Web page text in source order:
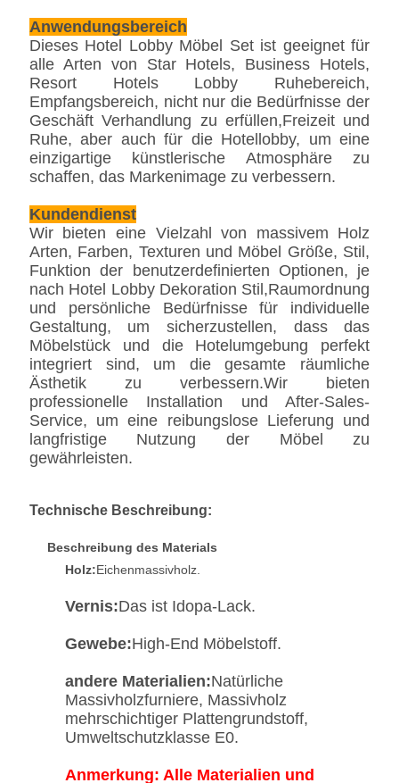
Anwendungsbereich
Dieses Hotel Lobby Möbel Set ist geeignet für
alle Arten von Star Hotels, Business Hotels,
Resort Hotels Lobby Ruhebereich,
Empfangsbereich, nicht nur die Bedürfnisse der
Geschäft Verhandlung zu erfüllen,Freizeit und
Ruhe, aber auch für die Hotellobby, um eine
einzigartige künstlerische Atmosphäre zu
schaffen, das Markenimage zu verbessern.
Kundendienst
Wir bieten eine Vielzahl von massivem Holz
Arten, Farben, Texturen und Möbel Größe, Stil,
Funktion der benutzerdefinierten Optionen, je
nach Hotel Lobby Dekoration Stil,Raumordnung
und persönliche Bedürfnisse für individuelle
Gestaltung, um sicherzustellen, dass das
Möbelstück und die Hotelumgebung perfekt
integriert sind, um die gesamte räumliche
Ästhetik zu verbessern.Wir bieten
professionelle Installation und After-Sales-
Service, um eine reibungslose Lieferung und
langfristige Nutzung der Möbel zu
gewährleisten.
Technische Beschreibung:
Beschreibung des Materials
Holz:Eichenmassivholz.
Vernis:Das ist Idopa-Lack.
Gewebe:High-End Möbelstoff.
andere Materialien:Natürliche
Massivholzfurniere, Massivholz
mehrschichtiger Plattengrundstoff,
Umweltschutzklasse E0.
Anmerkung: Alle Materialien und